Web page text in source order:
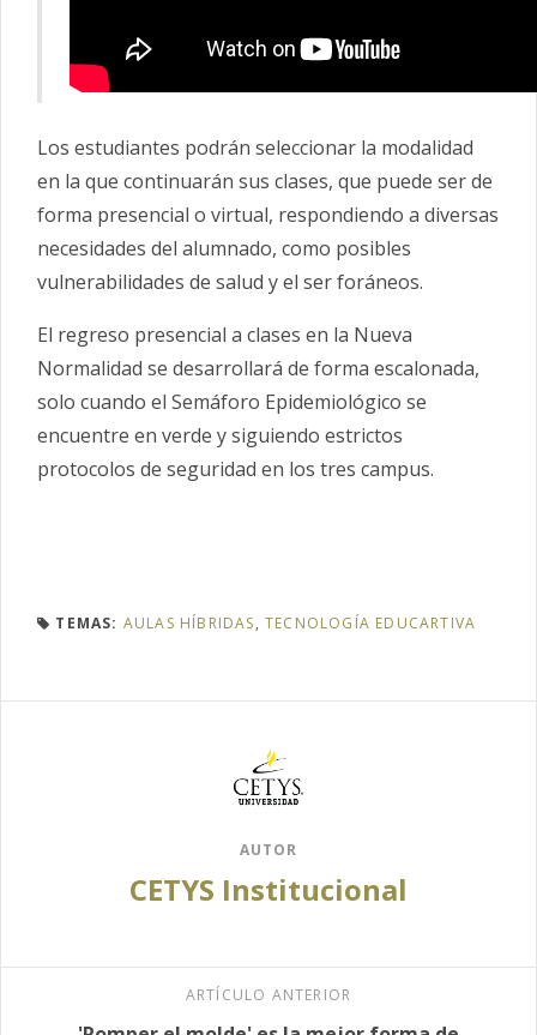
Los estudiantes podrán seleccionar la modalidad
en la que continuarán sus clases, que puede ser de
forma presencial o virtual, respondiendo a diversas
necesidades del alumnado, como posibles
vulnerabilidades de salud y el ser foráneos.
El regreso presencial a clases en la Nueva
Normalidad se desarrollará de forma escalonada,
solo cuando el Semáforo Epidemiológico se
encuentre en verde y siguiendo estrictos
protocolos de seguridad en los tres campus.
TEMAS: AULAS HÍBRIDAS,TECNOLOGÍA EDUCARTIVA
AUTOR
CETYS Institucional
ARTÍCULO ANTERIOR